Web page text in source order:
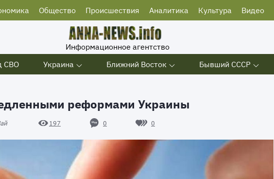
Общество Происшествия Аналитика Культура Видео
Информационное агентство
СВО Украина Ближний Восток Бывший СССР
реформами Украины
197 0 0